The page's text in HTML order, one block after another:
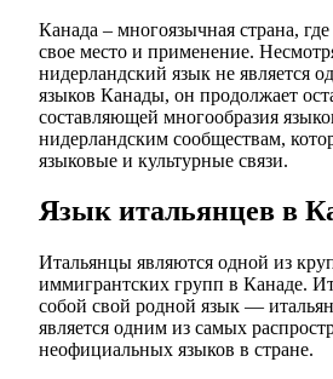
Канада – многоязычная страна,
свое место и применение.
нидерландский язык не является
языков Канады, он продолжает
составляющей многообразия
нидерландским сообществам,
языковые и культурные связи.
Язык итальянцев в
Итальянцы являются одной из
иммигрантских групп в Канаде.
собой свой родной язык —
является одним из самых
неофициальных языков в стране.